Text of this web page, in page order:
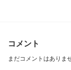
コメント
まだコメントはありま